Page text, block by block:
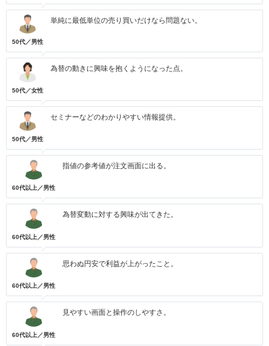
50代／男性
単純に最低単位の売り買いだけなら問題ない。
50代／女性
為替の動きに興味を抱くようになった点。
50代／男性
セミナーなどのわかりやすい情報提供。
60代以上／男性
指値の参考値が注文画面に出る。
60代以上／男性
為替変動に対する興味が出てきた。
60代以上／男性
思わぬ円安で利益が上がったこと。
60代以上／男性
見やすい画面と操作のしやすさ。